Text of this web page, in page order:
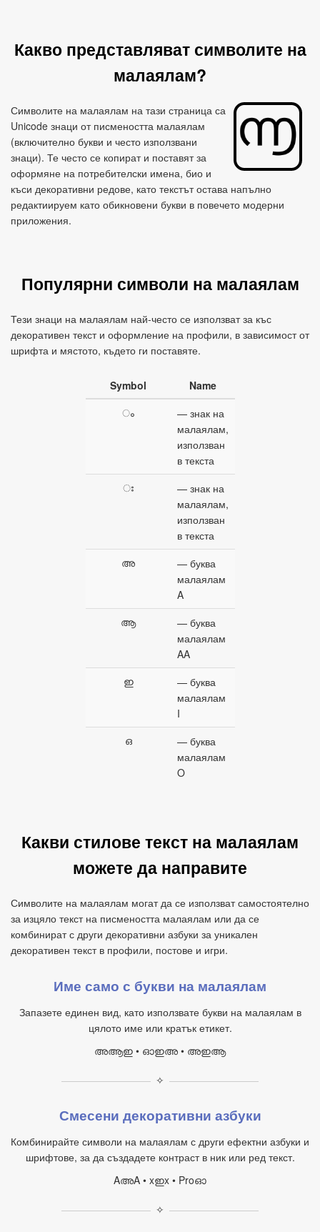
Какво представляват символите на
малаялам?
Символите на малаялам на тази страница са
Unicode знаци от писмеността малаялам
(включително букви и често използвани
знаци). Те често се копират и поставят за
оформяне на потребителски имена, био и
къси декоративни редове, като текстът остава напълно
редактиируем като обикновени букви в повечето модерни
приложения.
Популярни символи на малаялам
Тези знаци на малаялам най-често се използват за къс
декоративен текст и оформление на профили, в зависимост от
шрифта и мястото, където ги поставяте.
Symbol
Name
ം
— знак на
малаялам,
използван
в текста
ഃ
— знак на
малаялам,
използван
в текста
അ
— буква
малаялам
A
ആ
— буква
малаялам
AA
ഇ
— буква
малаялам
I
ഒ
— буква
малаялам
O
Какви стилове текст на малаялам
можете да направите
Символите на малаялам могат да се използват самостоятелно
за изцяло текст на писмеността малаялам или да се
комбинират с други декоративни азбуки за уникален
декоративен текст в профили, постове и игри.
Име само с букви на малаялам
Запазете единен вид, като използвате букви на малаялам в
цялото име или кратък етикет.
അആഇ • ഓഇഅ • അഇആ
✧
Смесени декоративни азбуки
Комбинирайте символи на малаялам с други ефектни азбуки и
шрифтове, за да създадете контраст в ник или ред текст.
AഅA • xഇx • Proഓ
✧